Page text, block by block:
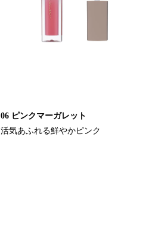
06 ピンクマーガレット
活気あふれる鮮やかピンク